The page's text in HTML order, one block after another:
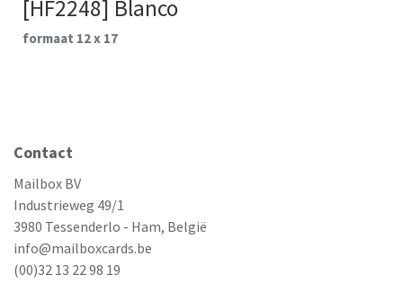
[HF2248] Blanco
formaat 12 x 17
Contact
Mailbox BV
Industrieweg 49/1
3980 Tessenderlo - Ham, België
info@mailboxcards.be
(00)32 13 22 98 19